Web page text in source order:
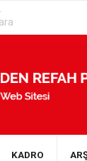
KADRO